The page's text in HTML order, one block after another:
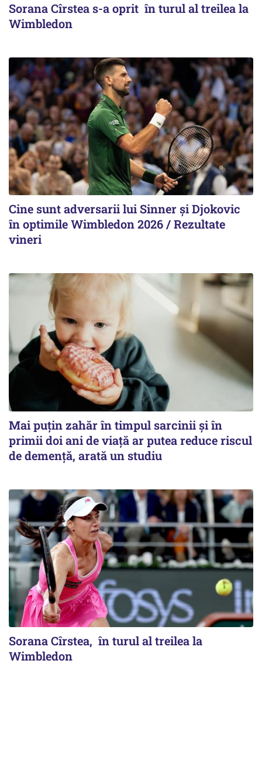
Sorana Cîrstea s-a oprit în turul al treilea la
Wimbledon
Cine sunt adversarii lui Sinner şi Djokovic
în optimile Wimbledon 2026 / Rezultate
vineri
Mai puțin zahăr în timpul sarcinii și în
primii doi ani de viață ar putea reduce riscul
de demență, arată un studiu
Sorana Cîrstea, în turul al treilea la
Wimbledon